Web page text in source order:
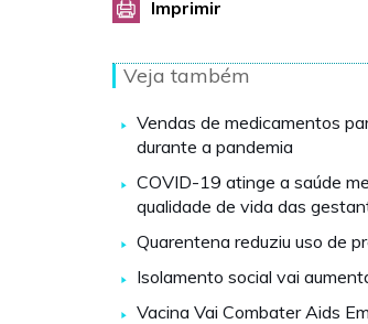
Imprimir
Veja também
Vendas de medicamentos
durante a pandemia
COVID-19 atinge a saúde
qualidade de vida das
Quarentena reduziu uso de
Isolamento social vai
Vacina Vai Combater Aids